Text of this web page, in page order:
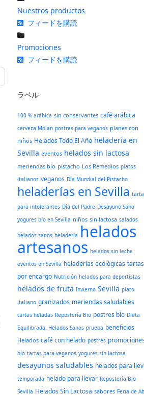
Nuestros productos
フィードを購読
Promociones
フィードを購読
ラベル
100 % arábica sin conservantes café arábica
cerveza Molan postres para veganos planes con
niños Helados Todo El Año heladería en
Sevilla eventos helados sin lactosa
meriendas bío pistacho Los Remedios platos
italianos veganos Día Mundial del Pistacho
heladerías en Sevilla
para intolerantes Día del Padre Desayuno Sano
yogures bío en Sevilla niños sin lactosa salados
helados sanos heladería helados
artesanos helados sin leche
eventos en Sevilla heladerías ecológicas tartas
por encargo Nutrición helados para deportistas
helados de fruta Invierno Sevilla plato
italiano granizados meriendas saludables
tartas heladas Repostería Bio postres bío Dieta
Equilibrada. Helados Sanos prueba beneficios
Helados café con helado postres
bío tartas para veganos yogures sin lactosa
desayunos saludables helados para
temporada helado para llevar Repostería Bio
Sevilla Helados Sin Lactosa sabores Feria de